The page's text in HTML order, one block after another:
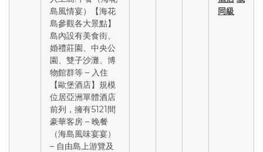
島風情宴）【海花
島參觀各大景點】
島內設有美食街、
婚禮莊園、中央公
園、雙子沙灘、博
物館群等 – 入住
【歐堡酒店】規模
位居亞洲單體酒店
前列，擁有5121間
豪華客房 – 晚餐
（海島風味宴宴）
– 自由島上游覽及
同級